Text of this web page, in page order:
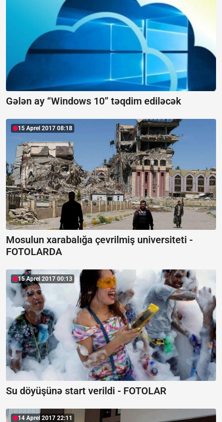
Gələn ay “Windows 10” təqdim ediləcək
15 Aprel 2017 08:18
Mosulun xarabalığa çevrilmiş universiteti -
FOTOLARDA
15 Aprel 2017 00:13
Su döyüşünə start verildi - FOTOLAR
14 Aprel 2017 22:11